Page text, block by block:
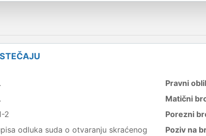
2
odluka suda o otvaranju skraćenog
Pravni
Matični
Porezni
Poziv na